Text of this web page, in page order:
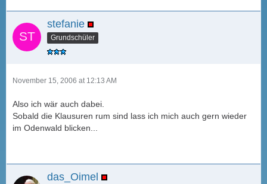
stefanie
Grundschüler
November 15, 2006 at 12:13 AM
Also ich wär auch dabei.
Sobald die Klausuren rum sind lass ich mich auch gern wieder
im Odenwald blicken...
das_Oimel